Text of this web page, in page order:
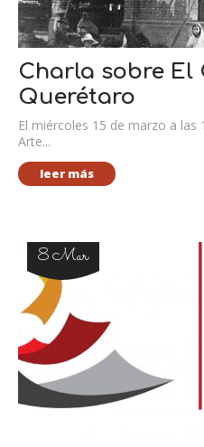
Charla sobre El
Querétaro
El miércoles 15 de marzo a
Arte...
leer más
8 Mar